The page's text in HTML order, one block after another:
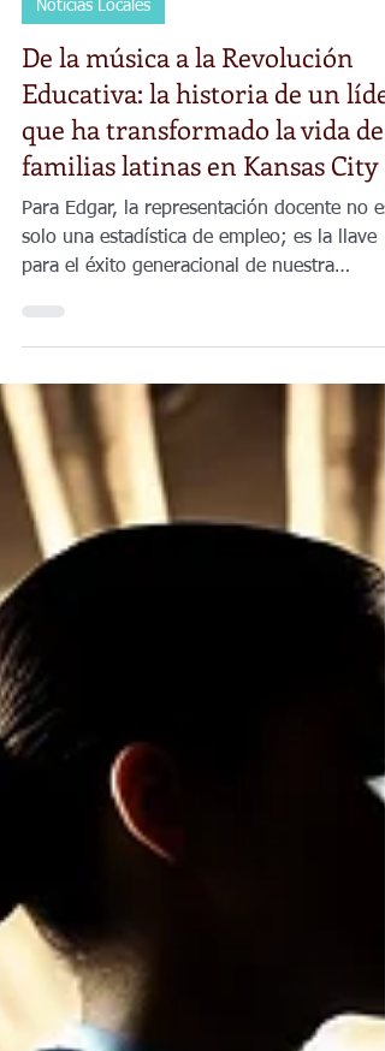
Claudia Amaro
29 jul
4 min de lectura
Noticias Locales
De la música a la Revolución
Educativa: la historia de un líder
que ha transformado la vida de
familias latinas en Kansas City
Para Edgar, la representación docente no es